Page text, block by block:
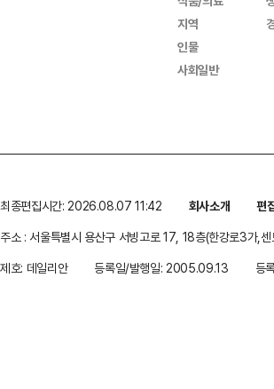
지역
인물
사회일반
최종편집시간: 2026.08.07 11:42 회사소개 편
주소 : 서울특별시 용산구 서빙고로 17, 18층(한강로3가,
제호: 데일리안
등록일/발행일: 2005.09.13 등